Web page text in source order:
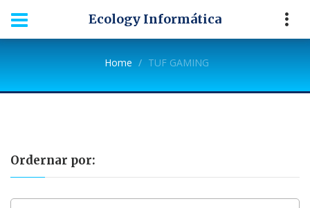
Ecology Informática
Home TUF GAMING
Ordernar por: